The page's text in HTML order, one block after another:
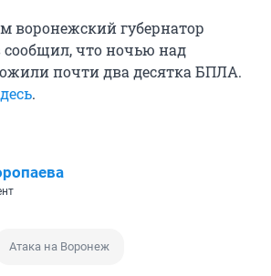
воронежский губернатор
сообщил, что ночью над
почти два десятка БПЛА.
.
Атака на Воронеж